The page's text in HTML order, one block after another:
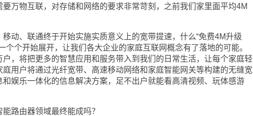
万物互联，对存储和网络的要求非常苛刻，之前我们家里面平均4M
、联通终于开始实施实质意义上的宽带提速，什么“免费4M升级
个个开始展开，让我们各大企业的家庭互联网概念有了落地的可能。
，将把更多的智慧应用和服务带入到我们的日常生活，让每个家庭轻
用户将通过光纤宽带、高速移动网络和家庭智能网关等构建的无缝宽
娱乐一体化的信息解决方案，足不出户就能看高清视频、玩体感游
由器领域最终能成吗？